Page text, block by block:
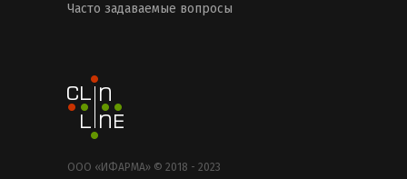
Часто задаваемые вопросы
ООО «ИФАРМА» © 2018 - 2023